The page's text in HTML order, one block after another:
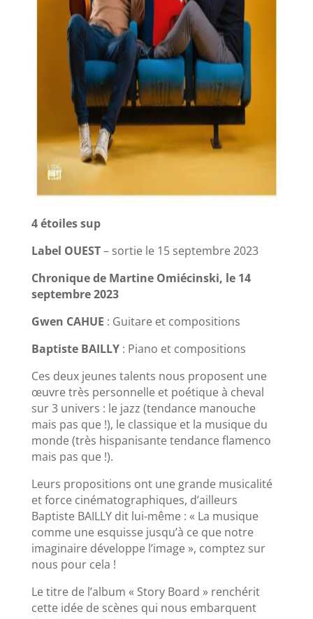
4 étoiles sup
Label OUEST– sortie le 15 septembre 2023
Chronique de Martine Omiécinski, le 14
septembre 2023
Gwen CAHUE : Guitare et compositions
Baptiste BAILLY: Piano et compositions
Ces deux jeunes talents nous proposent une
œuvre très personnelle et poétique à cheval
sur 3 univers : le jazz (tendance manouche
mais pas que !), le classique et la musique du
monde (très hispanisante tendance flamenco
mais pas que !).
Leurs propositions ont une grande musicalité
et force cinématographiques, d’ailleurs
Baptiste BAILLY dit lui-même : « La musique
comme une esquisse jusqu’à ce que notre
imaginaire développe l’image », comptez sur
nous pour cela !
Le titre de l’album « Story Board » renchérit
cette idée de scènes qui nous embarquent